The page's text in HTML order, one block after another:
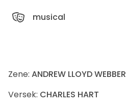
musical
Zene: ANDREW LLOYD WEBBER
Versek: CHARLES HART